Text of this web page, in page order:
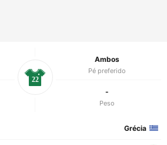
Ambos
Pé preferido
-
Peso
22
Grécia